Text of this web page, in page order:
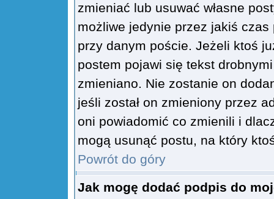
zmieniać lub usuwać własne
możliwe jedynie przez jakiś
przy danym poście. Jeżeli ktoś
postem pojawi się tekst
zmieniano. Nie zostanie on
jeśli został on zmieniony przez
oni powiadomić co zmienili i
mogą usunąć postu, na który
Powrót do góry
Jak mogę dodać podpis do